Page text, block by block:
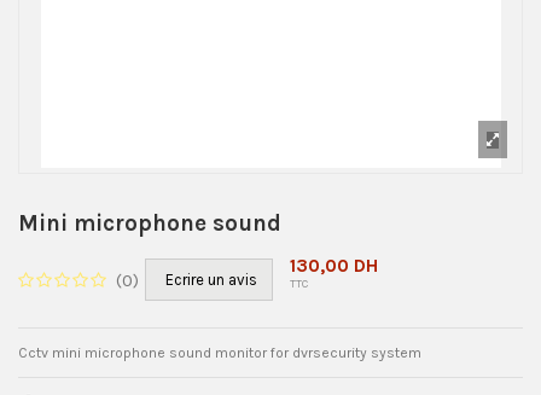
Mini microphone sound
(0) Ecrire un avis
130,00 DH
TTC
Cctv mini microphone sound monitor for dvrsecurity system